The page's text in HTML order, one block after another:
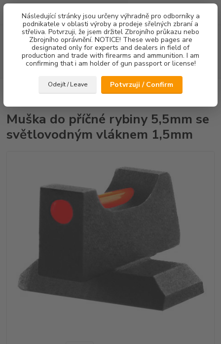
Následující stránky jsou určeny výhradně pro odborníky a
podnikatele v oblasti výroby a prodeje sřelných zbraní a
střeliva. Potvrzuji, že jsem držitel Zbrojního průkazu nebo
Zbrojního oprávnění. NOTICE! These web pages are
designated only for experts and dealers in field of
production and trade with firearms and ammunition. I am
confirming that i am holder of gun passport or license!
Odejít / Leave Potvrzuji / Confirm
Menu
Hledat
za0,00 Kč
CZ75/CZ85 Mušky
Muška do příčné rybiny 5,5mm
Muška do příčné rybiny 5,5mm se
světlovodným vláknem 1,5mm